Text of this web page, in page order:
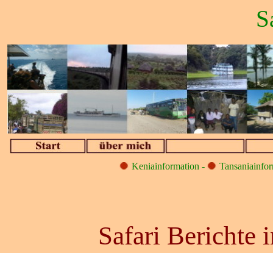
Keniainformation -
Safari Berichte